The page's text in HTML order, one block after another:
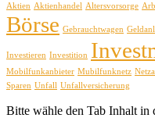
Aktien Aktienhandel Altersvorsorge
Börse Gebrauchtwagen
Investieren Investition
Mobilfunkanbieter Mubilfunknetz
Sparen Unfall Unfallversicherung
Bitte wähle den Tab Inhalt in